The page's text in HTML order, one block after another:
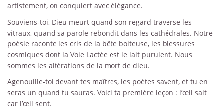
artistement, on conquiert avec élégance.
Souviens-toi, Dieu meurt quand son regard traverse les
vitraux, quand sa parole rebondit dans les cathédrales. Notre
poésie raconte les cris de la bête boiteuse, les blessures
cosmiques dont la Voie Lactée est le lait purulent. Nous
sommes les altérations de la mort de dieu.
Agenouille-toi devant tes maîtres, les poètes savent, et tu en
seras un quand tu sauras. Voici ta première leçon : l’œil sait
car l’œil sent.